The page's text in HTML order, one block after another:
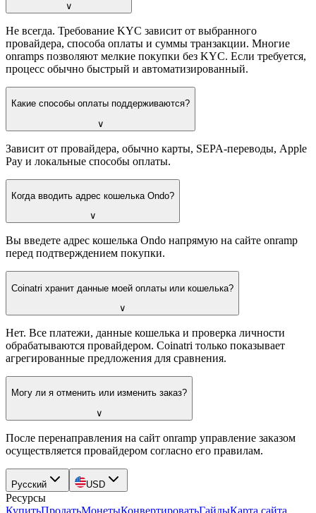
∨
Не всегда. Требование KYC зависит от выбранного
провайдера, способа оплаты и суммы транзакции. Многие
onramps позволяют мелкие покупки без KYC. Если требуется,
процесс обычно быстрый и автоматизированный.
Какие способы оплаты поддерживаются?
∨
Зависит от провайдера, обычно карты, SEPA-переводы, Apple
Pay и локальные способы оплаты.
Когда вводить адрес кошелька Ondo?
∨
Вы введете адрес кошелька Ondo напрямую на сайте onramp
перед подтверждением покупки.
Coinatri хранит данные моей оплаты или кошелька?
∨
Нет. Все платежи, данные кошелька и проверка личности
обрабатываются провайдером. Coinatri только показывает
агрегированные предложения для сравнения.
Могу ли я отменить или изменить заказ?
∨
После перенаправления на сайт onramp управление заказом
осуществляется провайдером согласно его правилам.
Русский USD
Ресурсы
КупитьПродатьМонетыКонвертироватьГайдыКарта сайта